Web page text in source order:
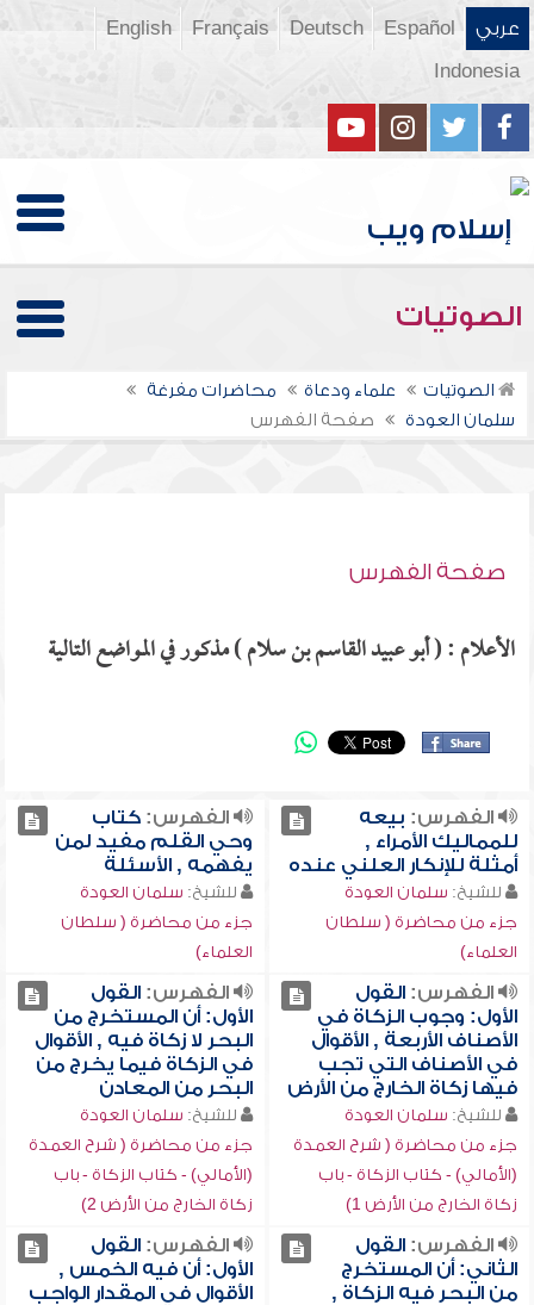
عربي Español
Deutsch
Français
English
Indonesia
الصوتيات
الصوتيات علماء ودعاة
محاضرات مفرغة
سلمان العودة
صفحة الفهرس
صفحة الفهرس
الأعلام : ( أبو عبيد القاسم بن سلام ) مذكور في المواضع التالية
الفهرس: بيعه
للمماليك الأمراء ,
أمثلة للإنكار العلني عنده
للشيخ: سلمان العودة
جزء من محاضرة ( سلطان
العلماء)
الفهرس:كتاب
وحي القلم مفيد لمن
يفهمه , الأسئلة
للشيخ: سلمان العودة
جزء من محاضرة ( سلطان
العلماء)
الفهرس:القول
الأول: وجوب الزكاة في
الأصناف الأربعة , الأقوال
في الأصناف التي تجب
فيها زكاة الخارج من الأرض
للشيخ: سلمان العودة
جزء من محاضرة ( شرح العمدة
(الأمالي) - كتاب الزكاة - باب
زكاة الخارج من الأرض 1)
الفهرس:القول
الأول: أن المستخرج من
البحر لا زكاة فيه , الأقوال
في الزكاة فيما يخرج من
البحر من المعادن
للشيخ: سلمان العودة
جزء من محاضرة ( شرح العمدة
(الأمالي) - كتاب الزكاة - باب
زكاة الخارج من الأرض 2)
الفهرس:القول
الثاني: أن المستخرج
من البحر فيه الزكاة ,
الفهرس:القول
الأول: أن فيه الخمس ,
الأقوال في المقدار الواجب